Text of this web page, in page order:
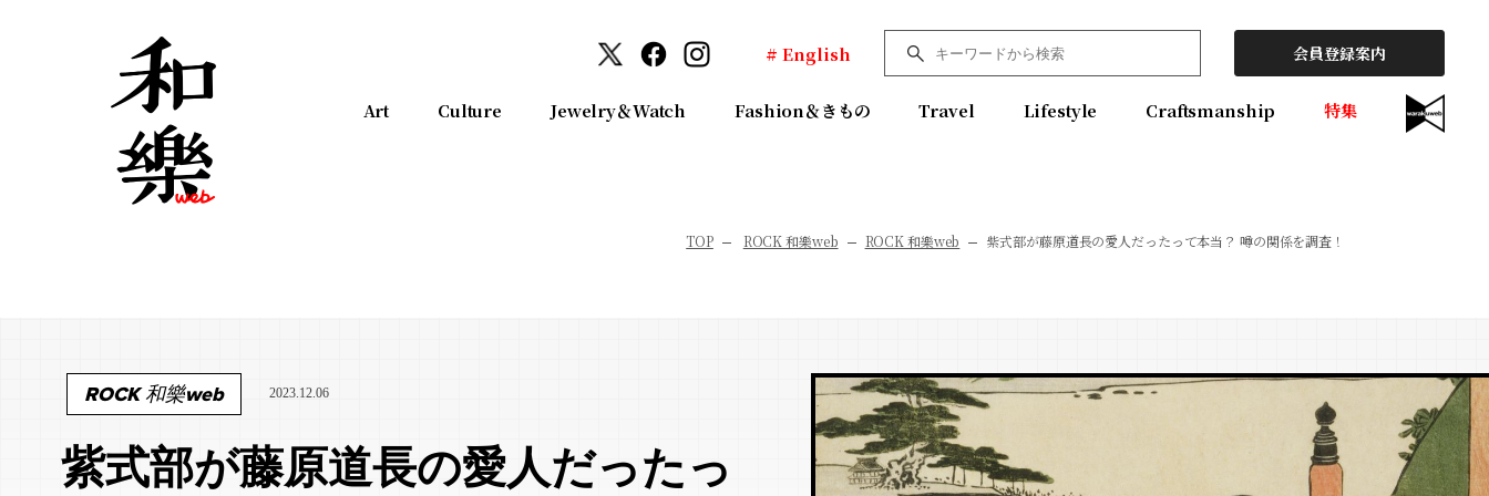
# English 会員登録案内
Art Culture Jewelry＆Watch Fashion＆きもの Travel Lifestyle Craftsmanship 特集
TOP ROCK 和樂web ROCK 和樂web 紫式部が藤原道長の愛人だったって本当？ 噂の関係を調査！
ROCK 和樂web 2023.12.06
紫式部が藤原道長の愛人だったっ